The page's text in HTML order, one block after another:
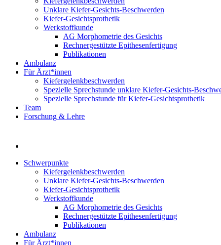
Unklare Kiefer-Gesichts-Beschwerden
Kiefer-Gesichtsprothetik
Werkstoffkunde
AG Morphometrie des Gesichts
Rechnergestützte Epithesenfertigung
Publikationen
Ambulanz
Für Ärzt*innen
Kiefergelenkbeschwerden
Spezielle Sprechstunde unklare Kiefer-Gesichts-
Spezielle Sprechstunde für Kiefer-Gesichtsprothetik
Team
Forschung & Lehre
Schwerpunkte
Kiefergelenkbeschwerden
Unklare Kiefer-Gesichts-Beschwerden
Kiefer-Gesichtsprothetik
Werkstoffkunde
AG Morphometrie des Gesichts
Rechnergestützte Epithesenfertigung
Publikationen
Ambulanz
Für Ärzt*innen